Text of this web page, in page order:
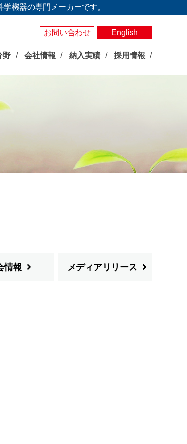
機器の専門メーカーです。
お問い合わせ English
野 会社情報 納入実績 採用情報
情報 メディアリリース